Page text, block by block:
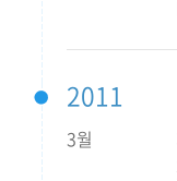
2011
3월